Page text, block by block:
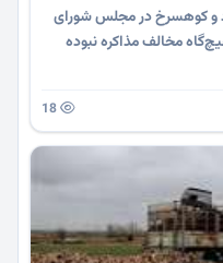
و کوهسرخ در مجلس شورای
مخالف مذاکره نبوده